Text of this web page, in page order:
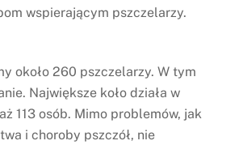
wspierającym pszczelarzy.
około 260 pszczelarzy. W tym
Największe koło działa w
113 osób. Mimo problemów, jak
i choroby pszczół, nie